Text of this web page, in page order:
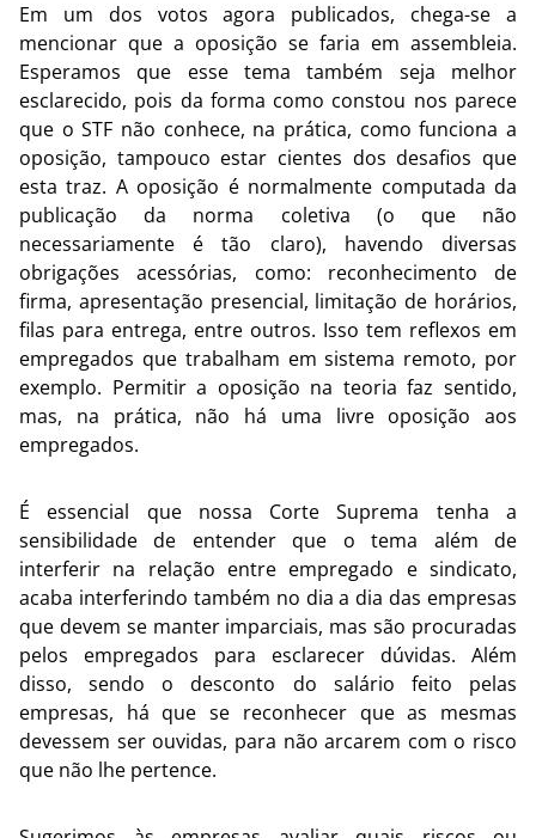
Em um dos votos agora publicados, chega-se a
mencionar que a oposição se faria em assembleia.
Esperamos que esse tema também seja melhor
esclarecido, pois da forma como constou nos parece
que o STF não conhece, na prática, como funciona a
oposição, tampouco estar cientes dos desafios que
esta traz. A oposição é normalmente computada da
publicação da norma coletiva (o que não
necessariamente é tão claro), havendo diversas
obrigações acessórias, como: reconhecimento de
firma, apresentação presencial, limitação de horários,
filas para entrega, entre outros. Isso tem reflexos em
empregados que trabalham em sistema remoto, por
exemplo. Permitir a oposição na teoria faz sentido,
mas, na prática, não há uma livre oposição aos
empregados.
É essencial que nossa Corte Suprema tenha a
sensibilidade de entender que o tema além de
interferir na relação entre empregado e sindicato,
acaba interferindo também no dia a dia das empresas
que devem se manter imparciais, mas são procuradas
pelos empregados para esclarecer dúvidas. Além
disso, sendo o desconto do salário feito pelas
empresas, há que se reconhecer que as mesmas
devessem ser ouvidas, para não arcarem com o risco
que não lhe pertence.